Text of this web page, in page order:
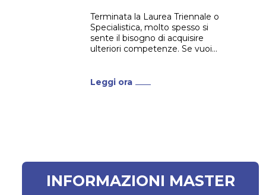
Terminata la Laurea Triennale o
Specialistica, molto spesso si
sente il bisogno di acquisire
ulteriori competenze. Se vuoi
migliorare la tua posizione, la
Leggi ora
INFORMAZIONI MASTER